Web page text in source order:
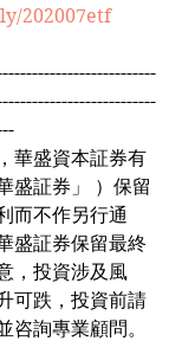
202007etf
華盛資本証券有
盛証券」 ）保留
而不作另行通
盛証券保留最終
，投資涉及風
可跌，投資前請
咨詢專業顧問。